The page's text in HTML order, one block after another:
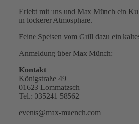
Erlebt mit uns und Max Münch ein
in lockerer Atmosphäre.
Feine Speisen vom Grill dazu ein
Anmeldung über Max Münch:
Kontakt
Königstraße 49
01623 Lommatzsch
Tel.: 035241 58562
events@max-muench.com